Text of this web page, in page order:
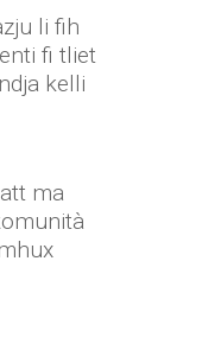
li fih
fi tliet
kelli
ma